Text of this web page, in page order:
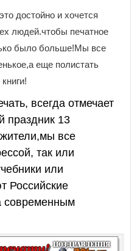
достойно и хочется
людей.чтобы печатное
было больше!Мы все
еще полистать
всегда отмечает
праздник 13
все
так или
или
Российские
современным